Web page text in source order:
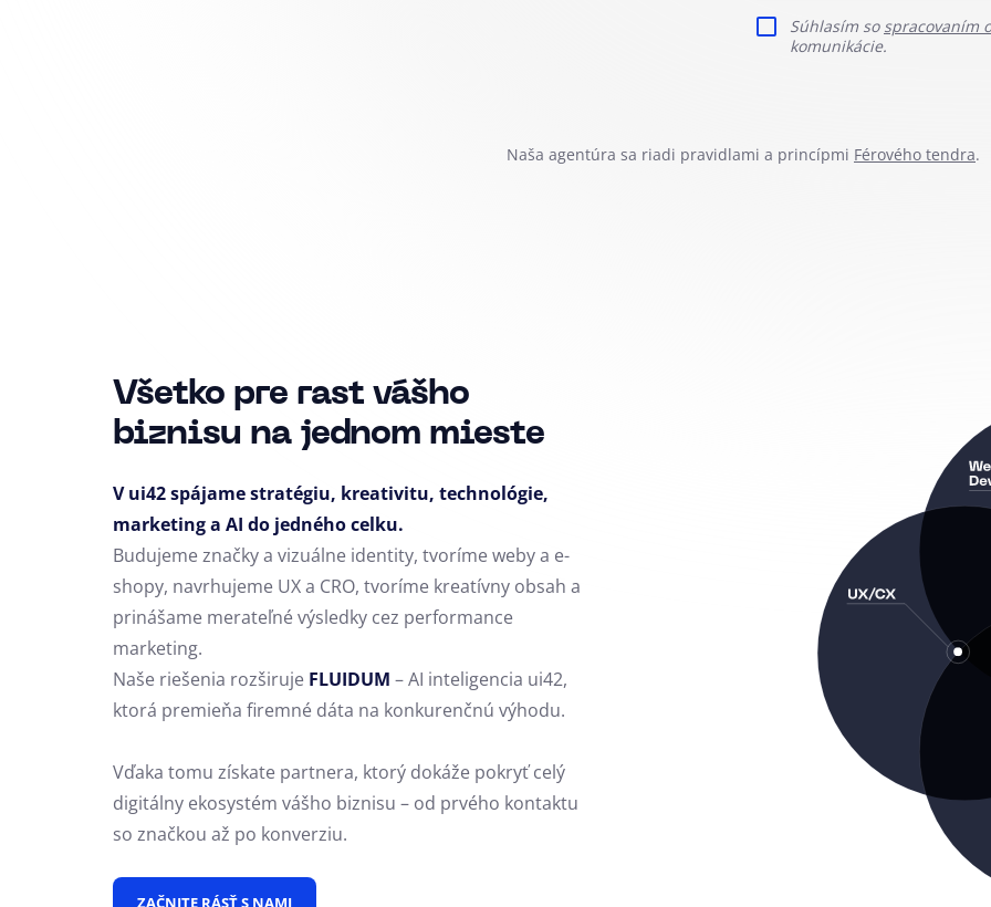
Súhlasím so spracovaním
komunikácie.
Naša agentúra sa riadi pravidlami a princípmi Férového tendra.
Všetko pre rast vášho
biznisu na jednom mieste
V ui42 spájame stratégiu, kreativitu, technológie,
marketing a AI do jedného celku.
Budujeme značky a vizuálne identity, tvoríme weby a e-
shopy, navrhujeme UX a CRO, tvoríme kreatívny obsah a
prinášame merateľné výsledky cez performance
marketing.
Naše riešenia rozširuje FLUIDUM – AI inteligencia ui42,
ktorá premieňa firemné dáta na konkurenčnú výhodu.
Vďaka tomu získate partnera, ktorý dokáže pokryť celý
digitálny ekosystém vášho biznisu – od prvého kontaktu
so značkou až po konverziu.
ZAČNITE RÁSŤ S NAMI